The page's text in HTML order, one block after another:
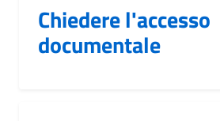
Chiedere l'accesso
documentale